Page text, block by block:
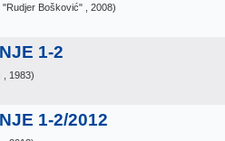
"Rudjer Bošković" , 2008)
1-2
, 1983)
1-2/2012